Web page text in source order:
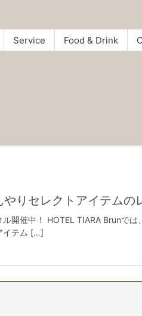
Service Food & Drink
やりセレクトアイテムの
ル開催中！ HOTEL TIARA Brunで
イテム […]